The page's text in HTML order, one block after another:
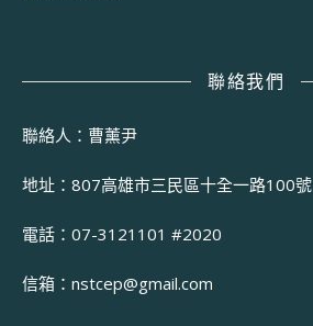
聯絡我們
聯絡人：曹薰尹
地址：807高雄市三民區十全一路100號
電話：07-3121101 #2020
信箱： nstcep@gmail.com